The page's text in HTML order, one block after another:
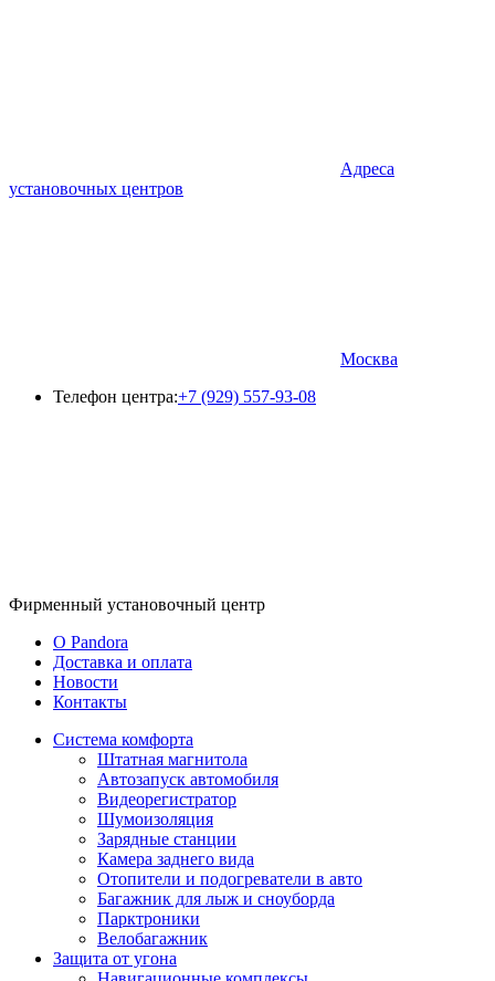
Адреса
установочных центров
Москва
Телефон центра:+7 (929) 557-93-08
Фирменный установочный центр
O Pandora
Доставка и оплата
Новости
Контакты
Система комфорта
Штатная магнитола
Автозапуск автомобиля
Видеорегистратор
Шумоизоляция
Зарядные станции
Камера заднего вида
Отопители и подогреватели в авто
Багажник для лыж и сноуборда
Парктроники
Велобагажник
Защита от угона